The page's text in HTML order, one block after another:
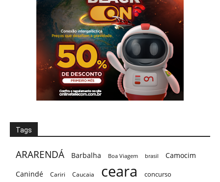
Tags
ARARENDÁ Barbalha Boa Viagem brasil
Camocim
Canindé
Cariri Caucaia ceara concurso